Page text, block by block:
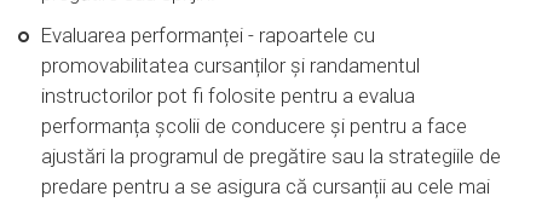
Evaluarea performanței - rapoartele cu
promovabilitatea cursanților și randamentul
instructorilor pot fi folosite pentru a evalua
performanța școlii de conducere și pentru a face
ajustări la programul de pregătire sau la strategiile de
predare pentru a se asigura că cursanții au cele mai